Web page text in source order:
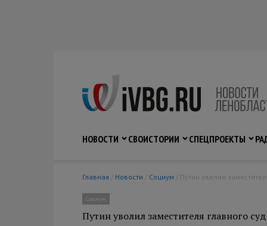
НОВОСТИ
СВОИСТОРИИ СПЕЦПРОЕКТЫ
Главная / Новости / Социум / Путин уволил
Социум
Путин уволил заместителя главного